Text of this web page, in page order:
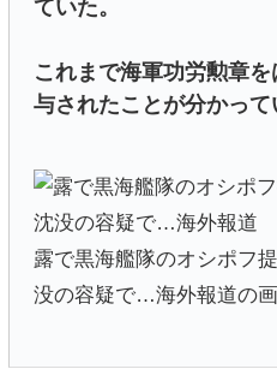
ていた。
これまで海軍功労勲章
与されたことが分かって
露で黒海艦隊のオシポフ
没の容疑で…海外報道の